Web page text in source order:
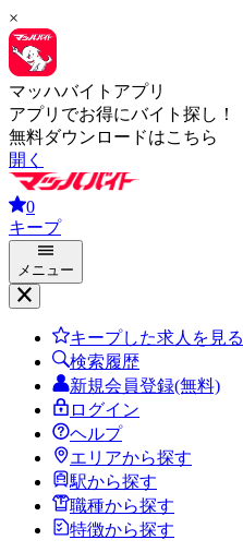
×
マッハバイトアプリ
アプリでお得にバイト探し！
無料ダウンロードはこちら
開く
0
キープ
メニュー
キープした求人を見る
検索履歴
新規会員登録(無料)
ログイン
ヘルプ
エリアから探す
駅から探す
職種から探す
特徴から探す